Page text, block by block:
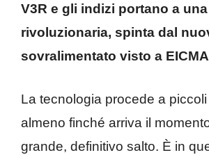
V3R e gli indizi portano a
rivoluzionaria, spinta dal
sovralimentato visto a
La tecnologia procede a
almeno finché arriva il
grande, definitivo salto. È in